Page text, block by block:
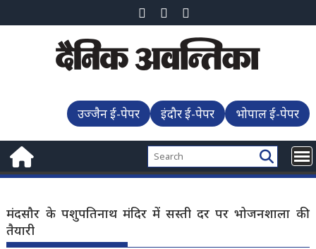
to
उज्जैन ई-पेपर इंदौर ई-पेपर भोपाल ई-पेपर
मंदसौर के पशुपतिनाथ मंदिर में सस्ती दर पर भोजनशाला की
तैयारी